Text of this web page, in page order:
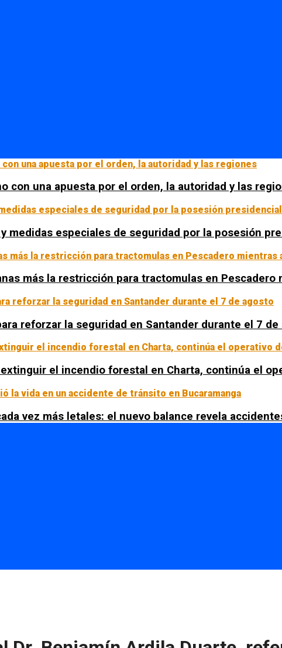
con una apuesta por el orden, la autoridad y las
medidas especiales de seguridad por la posesión
más la restricción para tractomulas en Pescadero
reforzar la seguridad en Santander durante el 7 de
el incendio forestal en Charta, continúa el
vez más letales: el nuevo balance revela